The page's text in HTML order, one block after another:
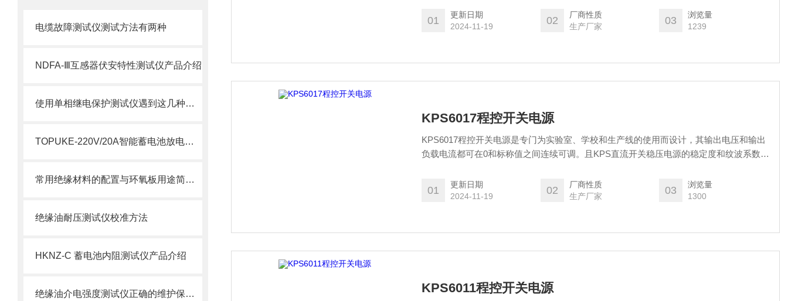
电缆故障测试仪测试方法有两种
NDFA-Ⅲ互感器伏安特性测试仪产品介绍
使用单相继电保护测试仪遇到这几种情况不要慌！
TOPUKE-220V/20A智能蓄电池放电仪产品介绍
常用绝缘材料的配置与环氧板用途简单介绍
绝缘油耐压测试仪校准方法
HKNZ-C 蓄电池内阻测试仪产品介绍
绝缘油介电强度测试仪正确的维护保养操作方法
01
更新日期
2024-11-19
02
厂商性质
生产厂家
03
浏览量
1239
KPS6017程控开关电源
KPS6017程控开关电源是专门为实验室、学校和生产线的使用而设计，其输出电压和输出
负载电流都可在0和标称值之间连续可调。且KPS直流开关稳压电源的稳定度和纹波系数都
01
更新日期
2024-11-19
02
厂商性质
生产厂家
03
浏览量
1300
KPS6011程控开关电源